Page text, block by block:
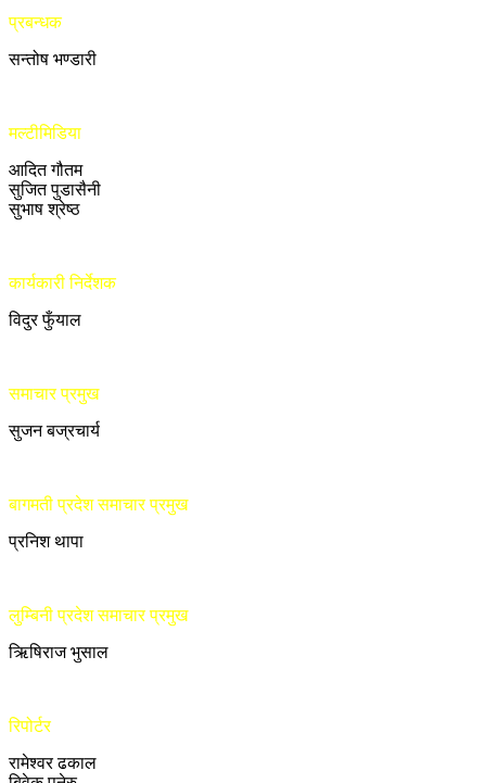
प्रबन्धक
सन्तोष भण्डारी
मल्टीमिडिया
आदित गौतम
सुजित पुडासैनी
सुभाष श्रेष्ठ
कार्यकारी निर्देशक
विदुर फुँयाल
समाचार प्रमुख
सुजन बज्रचार्य
बागमती प्रदेश समाचार प्रमुख
प्रनिश थापा
लुम्बिनी प्रदेश समाचार प्रमुख
ऋिषिराज भुसाल
रिपोर्टर
रामेश्वर ढकाल